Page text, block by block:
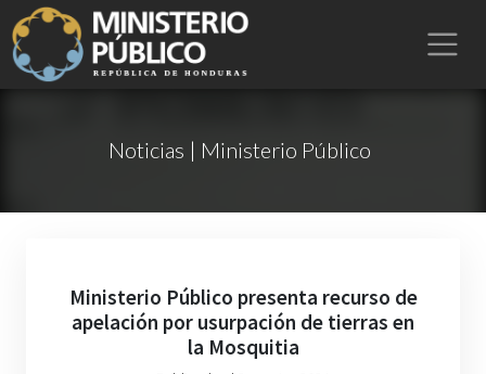
Noticias | Ministerio Público
Ministerio Público presenta recurso de
apelación por usurpación de tierras en
la Mosquitia